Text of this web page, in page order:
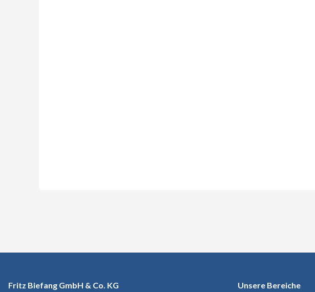
Fritz Biefang GmbH & Co. KG
Unsere Bereiche